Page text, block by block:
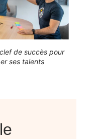
de succès pour
ses talents